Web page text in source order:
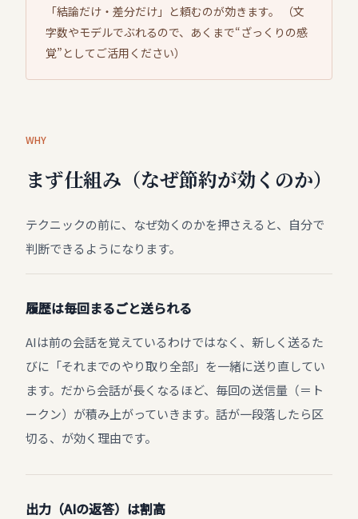
「結論だけ・差分だけ」と頼むのが効きます。 （文
字数やモデルでぶれるので、あくまで“ざっくりの感
覚”としてご活用ください）
WHY
まず仕組み（なぜ節約が効くのか）
テクニックの前に、なぜ効くのかを押さえると、自分で
判断できるようになります。
履歴は毎回まるごと送られる
AIは前の会話を覚えているわけではなく、新しく送るた
びに「それまでのやり取り全部」を一緒に送り直してい
ます。だから会話が長くなるほど、毎回の送信量（＝ト
ークン）が積み上がっていきます。話が一段落したら区
切る、が効く理由です。
出力（AIの返答）は割高